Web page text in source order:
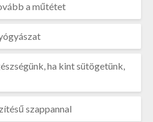
a műtétet
ha kint sütögetünk,
szappannal